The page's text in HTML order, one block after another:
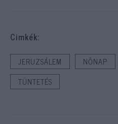
Cimkék:
JERUZSÁLEM NŐNAP
TÜNTETÉS